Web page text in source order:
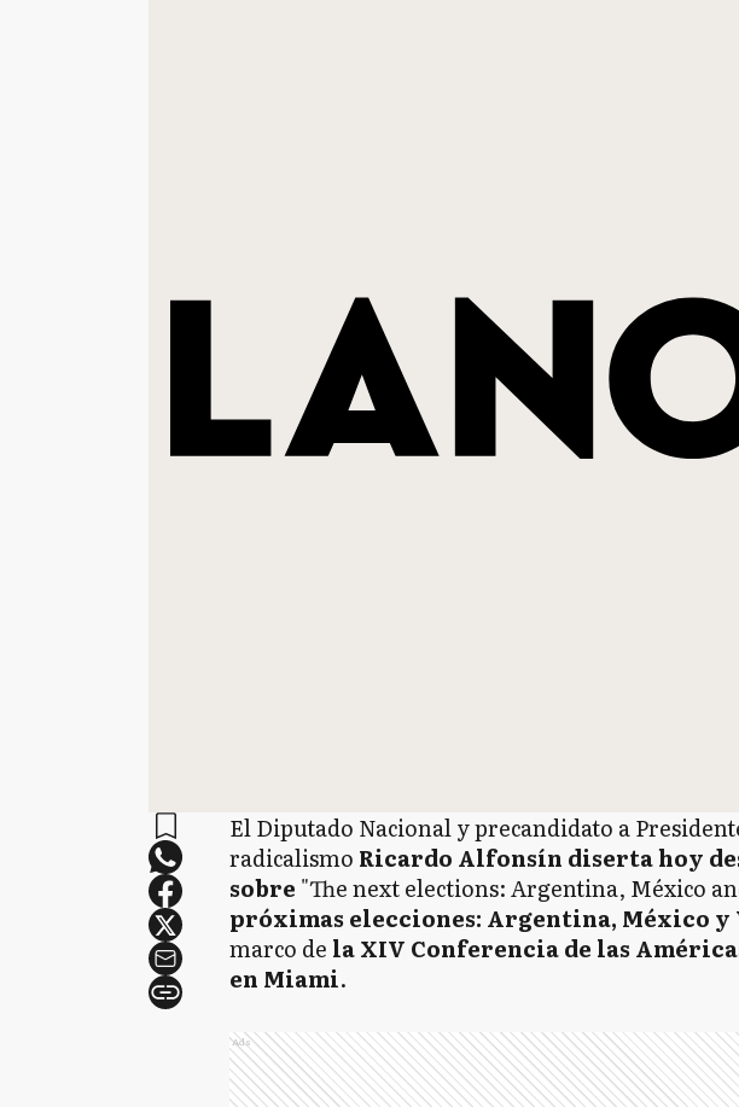
El Diputado Nacional y precandidato a
radicalismo Ricardo Alfonsín diserta hoy
sobre "The next elections: Argentina, México
próximas elecciones: Argentina, México y
marco de la XIV Conferencia de las
en Miami.
Ads